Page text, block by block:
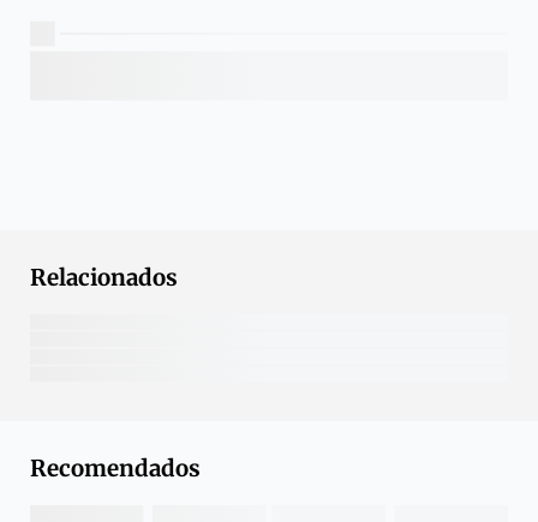
Relacionados
Recomendados